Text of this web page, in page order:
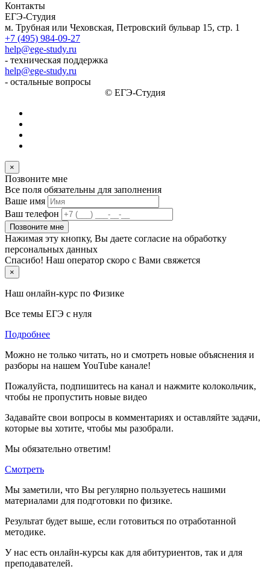
Контакты
ЕГЭ-Студия
м. Трубная или Чеховская, Петровский бульвар 15, стр. 1
+7 (495) 984-09-27
help@ege-study.ru
- техническая поддержка
help@ege-study.ru
- остальные вопросы
© ЕГЭ-Студия
×
Позвоните мне
Все поля обязательны для заполнения
Ваше имя
Ваш телефон
Позвоните мне
Нажимая эту кнопку, Вы даете согласие на обработку
персональных данных
Спасибо! Наш оператор скоро с Вами свяжется
×
Наш онлайн-курс по Физике
Все темы ЕГЭ с нуля
Подробнее
Можно не только читать, но и смотреть новые объяснения и
разборы на нашем YouTube канале!
Пожалуйста, подпишитесь на канал и нажмите колокольчик,
чтобы не пропустить новые видео
Задавайте свои вопросы в комментариях и оставляйте задачи,
которые вы хотите, чтобы мы разобрали.
Мы обязательно ответим!
Смотреть
Мы заметили, что Вы регулярно пользуетесь нашими
материалами для подготовки по физике.
Результат будет выше, если готовиться по отработанной
методике.
У нас есть онлайн-курсы как для абитуриентов, так и для
преподавателей.